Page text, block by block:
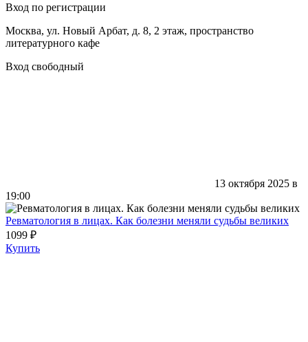
Вход по регистрации
Москва, ул. Новый Арбат, д. 8, 2 этаж, пространство
литературного кафе
Вход свободный
13 октября 2025 в
19:00
Ревматология в лицах. Как болезни меняли судьбы великих
1099 ₽
Купить